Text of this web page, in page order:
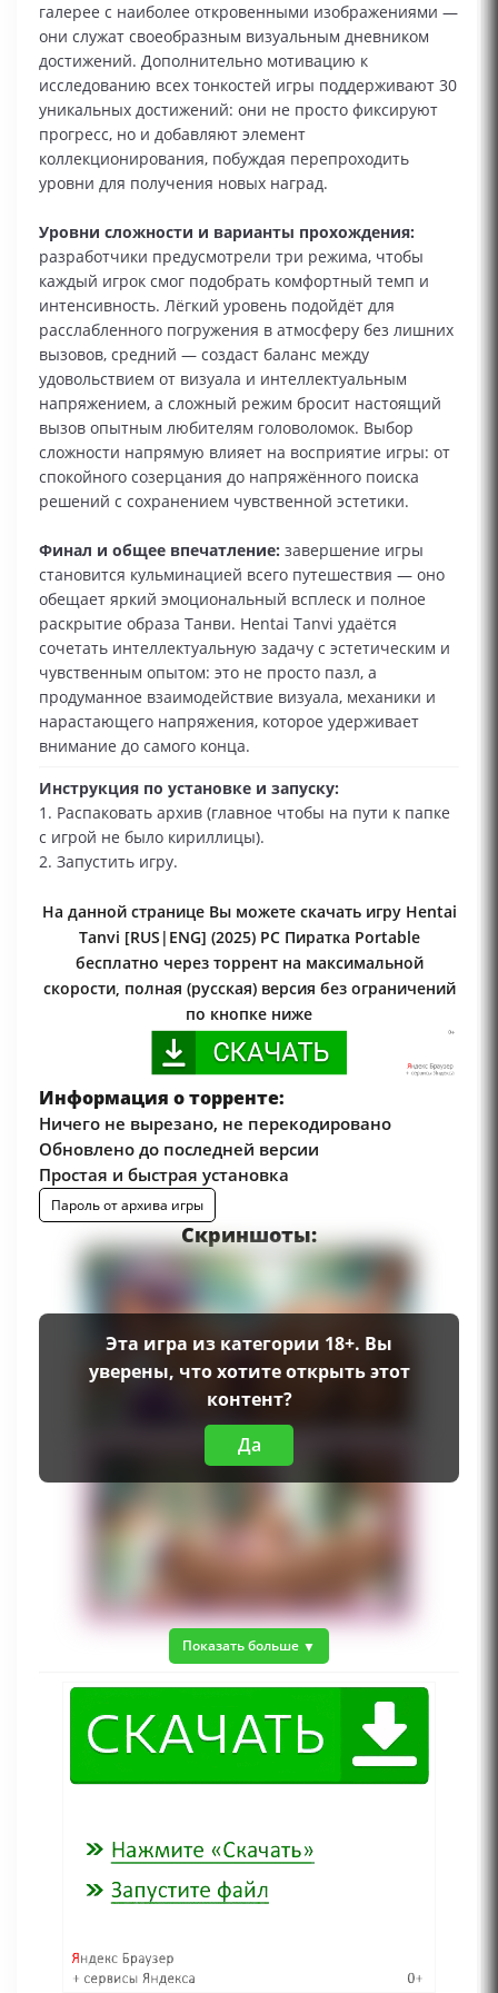
галерее с наиболее откровенными изображениями —
они служат своеобразным визуальным дневником
достижений. Дополнительно мотивацию к
исследованию всех тонкостей игры поддерживают 30
уникальных достижений: они не просто фиксируют
прогресс, но и добавляют элемент
коллекционирования, побуждая перепроходить
уровни для получения новых наград.
Уровни сложности и варианты прохождения:
разработчики предусмотрели три режима, чтобы
каждый игрок смог подобрать комфортный темп и
интенсивность. Лёгкий уровень подойдёт для
расслабленного погружения в атмосферу без лишних
вызовов, средний — создаст баланс между
удовольствием от визуала и интеллектуальным
напряжением, а сложный режим бросит настоящий
вызов опытным любителям головоломок. Выбор
сложности напрямую влияет на восприятие игры: от
спокойного созерцания до напряжённого поиска
решений с сохранением чувственной эстетики.
Финал и общее впечатление: завершение игры
становится кульминацией всего путешествия — оно
обещает яркий эмоциональный всплеск и полное
раскрытие образа Танви. Hentai Tanvi удаётся
сочетать интеллектуальную задачу с эстетическим и
чувственным опытом: это не просто пазл, а
продуманное взаимодействие визуала, механики и
нарастающего напряжения, которое удерживает
внимание до самого конца.
Инструкция по установке и запуску:
1. Распаковать архив (главное чтобы на пути к папке
с игрой не было кириллицы).
2. Запустить игру.
На данной странице Вы можете скачать игру Hentai
Tanvi [RUS|ENG] (2025) PC Пиратка Portable
бесплатно через торрент на максимальной
скорости, полная (русская) версия без ограничений
по кнопке ниже
Информация о торренте:
Ничего не вырезано, не перекодировано
Обновлено до последней версии
Простая и быстрая установка
Пароль от архива игры
Скриншоты:
Эта игра из категории 18+. Вы
уверены, что хотите открыть этот
контент?
Да
Показать больше